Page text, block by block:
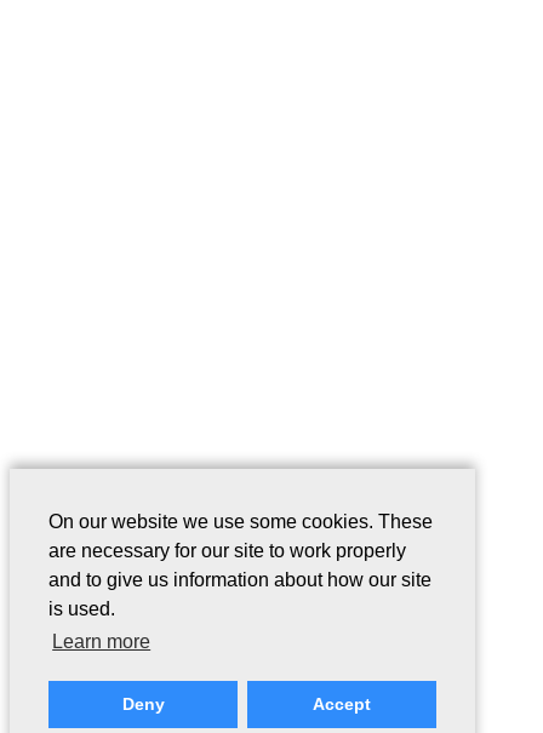
On our website we use some cookies. These
are necessary for our site to work properly
and to give us information about how our site
is used.
Learn more
Deny Accept